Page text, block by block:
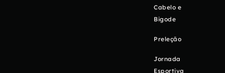
Cabelo e
Bigode
Preleção
Jornada
Esportiva